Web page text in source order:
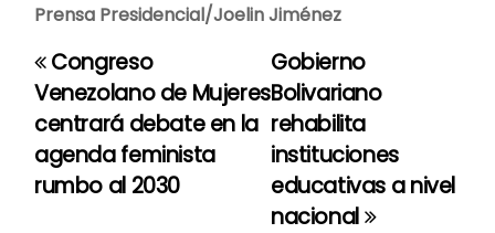
Prensa Presidencial/Joelin Jiménez
N
a
v
Gobierno
Bolivariano
rehabilita
instituciones
educativas a nivel
nacional
Congreso
Venezolano de Mujeres
centrará debate en la
agenda feminista
rumbo al 2030